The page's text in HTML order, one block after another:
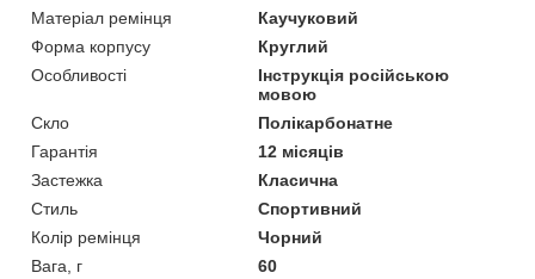
Матеріал ремінця
Каучуковий
Форма корпусу
Круглий
Особливості
Інструкція російською
мовою
Скло
Полікарбонатне
Гарантія
12 місяців
Застежка
Класична
Стиль
Спортивний
Колір ремінця
Чорний
Вага, г
60